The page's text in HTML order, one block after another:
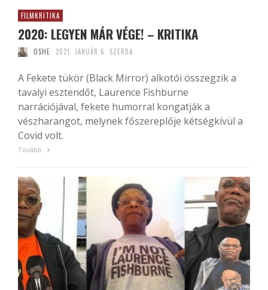
FILMKRITIKA
2020: LEGYEN MÁR VÉGE! – KRITIKA
OSHE 2021. JANUÁR 6. SZERDA
A Fekete tükör (Black Mirror) alkotói összegzik a
tavalyi esztendőt, Laurence Fishburne
narrációjával, fekete humorral kongatják a
vészharangot, melynek főszereplője kétségkívül a
Covid volt.
Tovább